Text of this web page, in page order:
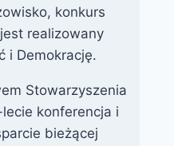
konkurs
realizowany
i Demokrację.
Stowarzyszenia
konferencja i
bieżącej